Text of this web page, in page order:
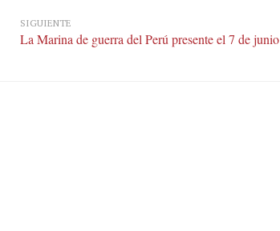
SIGUIENTE
La Marina de guerra del Perú presente el 7 de junio